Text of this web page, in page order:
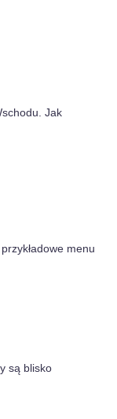
Jak
menu
są blisko